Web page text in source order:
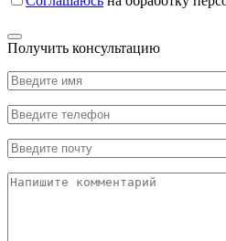
Получить консультацию